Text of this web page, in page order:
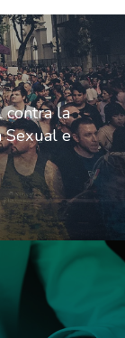
contra la
Sexual e